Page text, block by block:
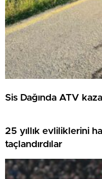
Sis Dağında ATV
25 yıllık evliliklerini
taçlandırdılar